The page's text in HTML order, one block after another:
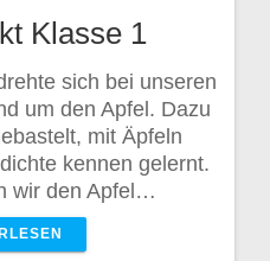
Klasse 1
sich bei unseren
um den Apfel. Dazu
mit Äpfeln
kennen gelernt.
wir den Apfel…